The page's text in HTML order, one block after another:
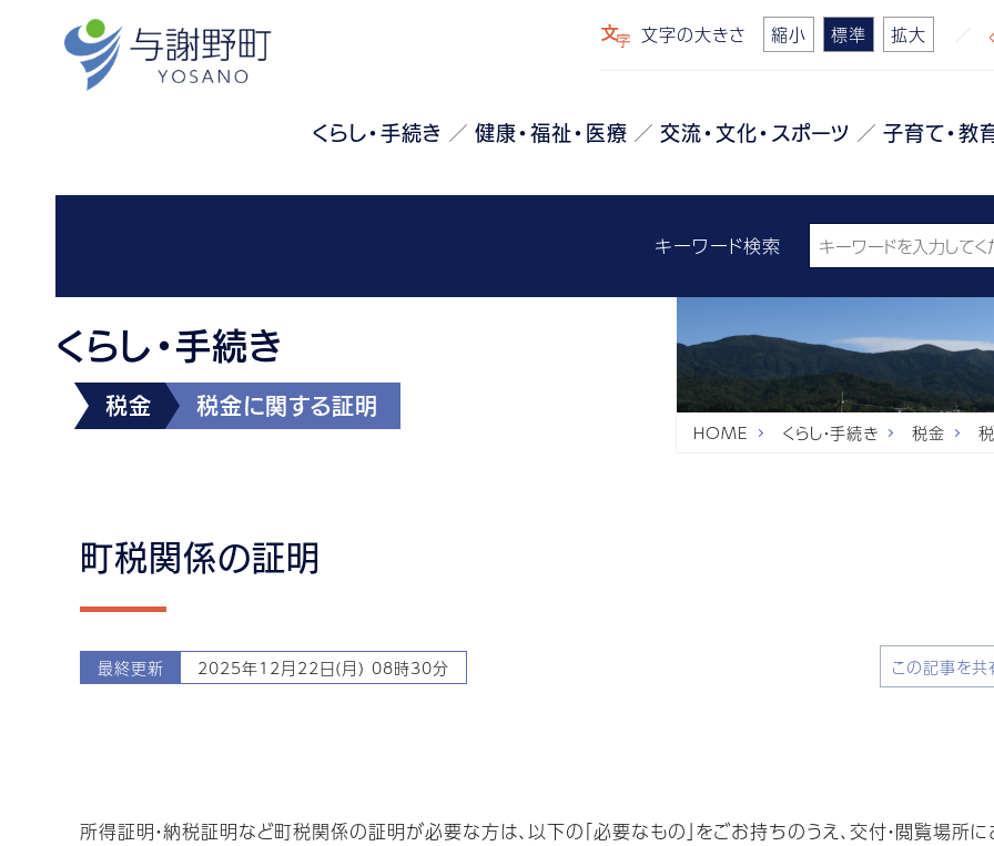
文字の大きさ 縮小 標準 拡大
くらし・手続き 健康・福祉・医療 交流・文化・スポーツ 子育て・教
キーワード検索
くらし・手続き
税金 税金に関する証明
HOME くらし・手続き 税金
町税関係の証明
最終更新 2025年12月22日(月) 08時30分 この記事を共
所得証明・納税証明など町税関係の証明が必要な方は、以下の「必要なもの」をごお持ちのうえ、交付・閲覧場所